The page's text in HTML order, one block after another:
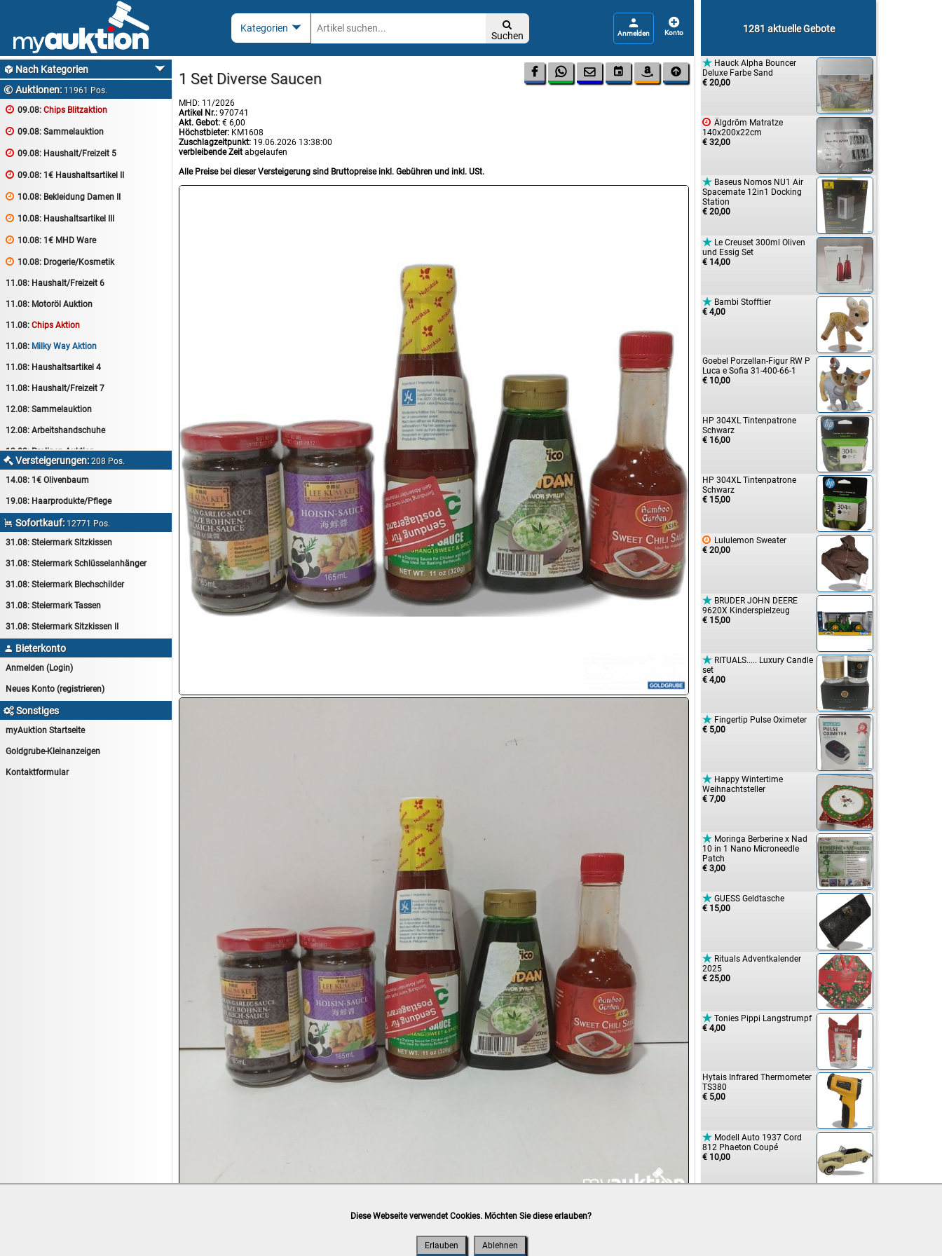

Suchen
 
 Nach Kategorien
 Auktionen: 11961 Pos.
 09.08: Chips Blitzaktion
 09.08: Sammelauktion
 09.08: Haushalt/Freizeit 5
 09.08: 1€ Haushaltsartikel II
 10.08: Bekleidung Damen II
 10.08: Haushaltsartikel III
 10.08: 1€ MHD Ware
 10.08: Drogerie/Kosmetik
11.08: Haushalt/Freizeit 6
11.08: Motoröl Auktion
11.08: Chips Aktion
11.08: Milky Way Aktion
11.08: Haushaltsartikel 4
11.08: Haushalt/Freizeit 7
12.08: Sammelauktion
12.08: Arbeitshandschuhe
12.08:Pralinen Auktion
12.08:Haushalt/Freizeit
13.08:1€ Totalabverkauf
15.08:Lebensmittel/Wein
15.08:Drogerie/Kosmetik
15.08: Haushaltsartikel 8
16.08:Haushalt/Freizeit III
16.08:Atelier Imperial Schmuck
16.08: Haushaltsartikel
16.08:Haushaltsartikel II
 Versteigerungen:208 Pos.
14.08: 1€ Olivenbaum
19.08: Haarprodukte/Pflege
 Sofortkauf: 12771 Pos.
31.08: Steiermark Sitzkissen
31.08: Steiermark Schlüsselanhänger
31.08: Steiermark Blechschilder
31.08: Steiermark Tassen
31.08: Steiermark Sitzkissen II
 Bieterkonto
Anmelden (Login)
Neues Konto (registrieren)
Sonstiges
myAuktion Startseite
Goldgrube-Kleinanzeigen
Kontaktformular
1281 aktuelle Gebote
 Hauck Alpha Bouncer
Deluxe Farbe Sand
€ 20,00
 Älgdröm Matratze
140x200x22cm
€ 32,00
 Baseus Nomos NU1 Air
Spacemate 12in1 Docking
Station
€ 20,00
 Le Creuset 300ml Oliven
und Essig Set
€ 14,00
 Bambi Stofftier
€ 4,00
Goebel Porzellan-Figur RW P
Luca e Sofia 31-400-66-1
€ 10,00
HP 304XL Tintenpatrone
Schwarz
€ 16,00
HP 304XL Tintenpatrone
Schwarz
€ 15,00
 Lululemon Sweater
€ 20,00
 BRUDER JOHN DEERE
9620X Kinderspielzeug
€ 15,00
 RITUALS..... Luxury Candle
set
€ 4,00
 Fingertip Pulse Oximeter
€ 5,00
 Happy Wintertime
Weihnachtsteller
€ 7,00
 Moringa Berberine x Nad
10 in 1 Nano Microneedle
Patch
€ 3,00
 GUESS Geldtasche
€ 15,00
 Rituals Adventkalender
2025
€ 25,00
 Tonies Pippi Langstrumpf
€ 4,00
Hytais Infrared Thermometer
TS380
€ 5,00
 Modell Auto 1937 Cord
812 Phaeton Coupé
€ 10,00
     
1 Set Diverse Saucen
MHD: 11/2026
Artikel Nr.: 970741
Akt. Gebot: € 6,00
Höchstbieter: KM1608
Zuschlagzeitpunkt: 19.06.2026 13:38:00
verbleibende Zeit abgelaufen
Alle Preise bei dieser Versteigerung sind Bruttopreise inkl. Gebühren und inkl. USt.
Vorabüberweisung, Barzahlung, Bankomat, Kreditkarte (vor Ort)
Diese Webseite verwendet Cookies. Möchten Sie diese erlauben?
Erlauben Ablehnen